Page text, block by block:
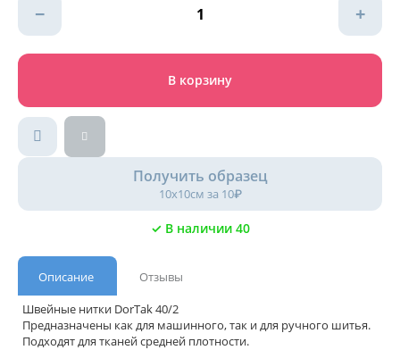
+
−
В корзину
Получить образец
10х10см за 10₽
✓ В наличии 40
Описание
Отзывы
Швейные нитки DorTak 40/2
Предназначены как для машинного, так и для ручного шитья.
Подходят для тканей средней плотности.